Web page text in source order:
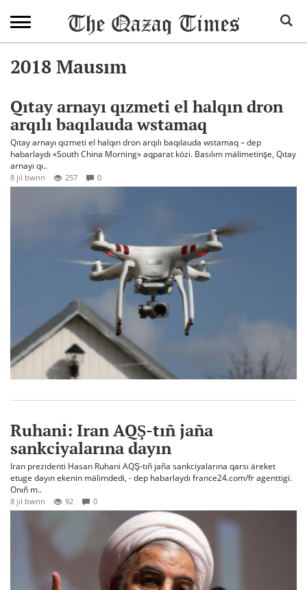
2018 Mausım
Qıtay arnayı qızmeti el halqın dron
arqılı baqılauda wstamaq
Qıtay arnayı qızmeti el halqın dron arqılı baqılauda wstamaq – dep
habarlaydı «South China Morning» aqparat közi. Basılım mälimetinşe, Qıtay
arnayı qı..
8 jıl bwrın 257 0
Ruhani: Iran AQŞ-tıñ jaña
sankciyalarına dayın
Iran prezidenti Hasan Ruhani AQŞ-tıñ jaña sankciyalarına qarsı äreket
etuge dayın ekenin mälimdedi, - dep habarlaydı france24.com/fr agenttigi.
Onıñ m..
8 jıl bwrın 92 0